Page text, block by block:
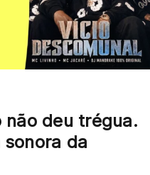
não deu trégua.
da